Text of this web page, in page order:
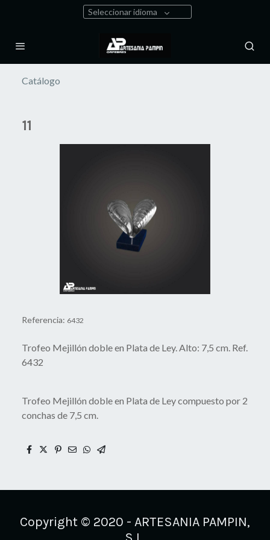
Seleccionar idioma
Catálogo
11
Referencia: 6432
Trofeo Mejillón doble en Plata de Ley. Alto: 7,5 cm. Ref.
6432
Trofeo Mejillón doble en Plata de Ley compuesto por 2
conchas de 7,5 cm.
Copyright © 2020 - ARTESANIA PAMPIN,